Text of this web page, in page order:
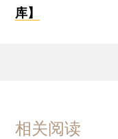
库】
相关阅读